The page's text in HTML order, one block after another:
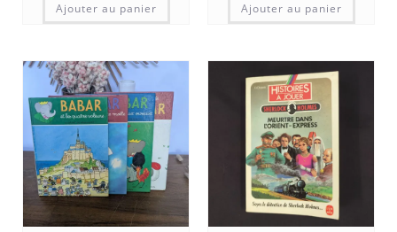
Ajouter au panier Ajouter au panier